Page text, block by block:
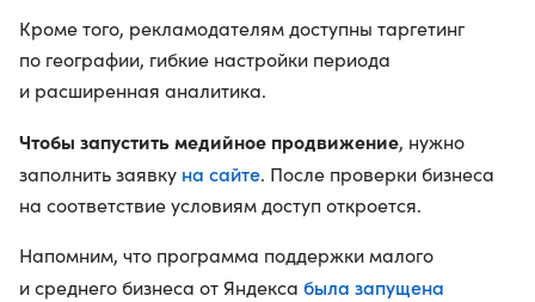
Кроме того, рекламодателям доступны таргетинг
по географии, гибкие настройки периода
и расширенная аналитика.
Чтобы запустить медийное продвижение, нужно
заполнить заявку на сайте. После проверки бизнеса
на соответствие условиям доступ откроется.
Напомним, что программа поддержки малого
и среднего бизнеса от Яндекса была запущена